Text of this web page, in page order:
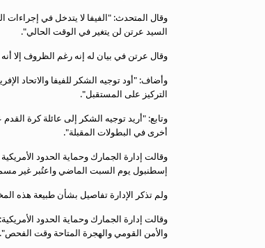
معلومات عن هذا الموقعوقال المتحدث: "الفيفا لا يتدخل في إجراءات
السيد عرتن لن يتغير في الوقت الحالي".
وقال عرتن في بيان له إنه رغم الظروف إلا
وأضاف: "أود توجيه الشكر للفيفا والاتحاد
التركيز على المستقبل".
وتابع: "أريد توجيه الشكر إلى عائلة كرة
أخرى في البطولات المقبلة".
وقالت إدارة الجمارك وحماية الحدود
إسطنبول يوم السبت الماضي واعتُبر غير
ولم تذكر الإدارة تفاصيل بشأن طبيعة هذه
وقالت إدارة الجمارك وحماية الحدود
والأمن القومي والهجرة المتاحة وقت الفحص".